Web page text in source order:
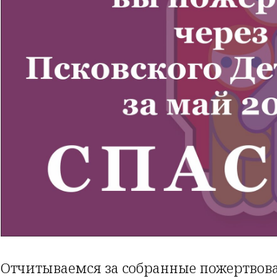
Отчитываемся за собранные